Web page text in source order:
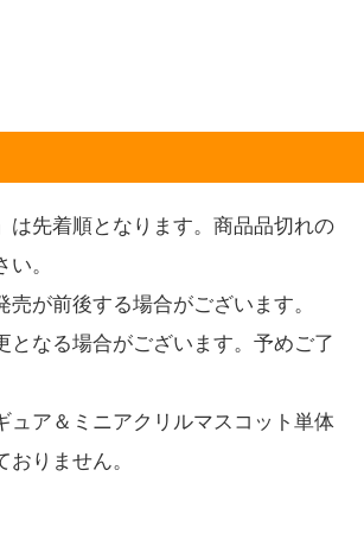
は先着順となります。商品品切れの
。
売が前後する場合がございます。
となる場合がございます。予めご了
ュア＆ミニアクリルマスコット単体
りません。